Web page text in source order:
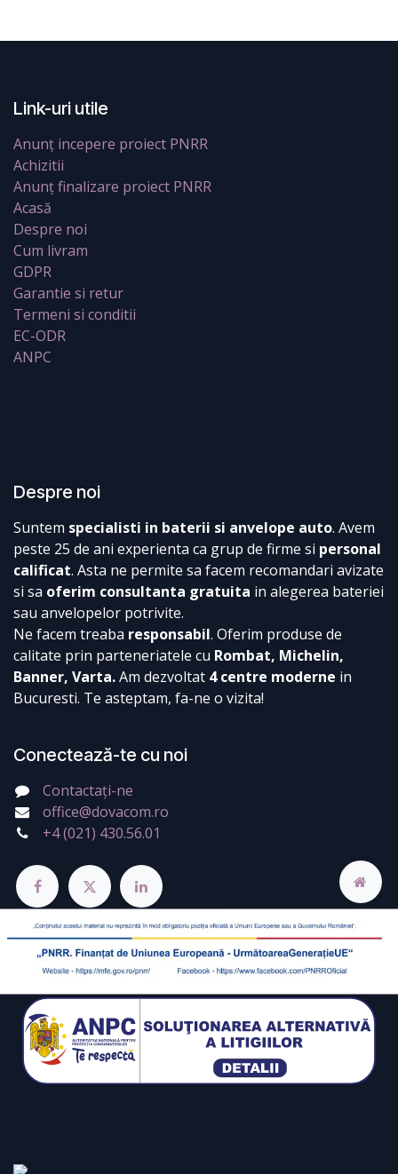
Link-uri utile
Anunț incepere proiect PNRR
Achizitii
Anunț finalizare proiect PNRR
Acasă
Despre noi
Cum livram
GDPR
Garantie si retur
Termeni si conditii
EC-ODR
ANPC
Despre noi
Suntem specialisti in baterii si anvelope auto. Avem
peste 25 de ani experienta ca grup de firme si personal
calificat. Asta ne permite sa facem recomandari avizate
si sa oferim consultanta gratuita in alegerea bateriei
sau anvelopelor potrivite.
Ne facem treaba responsabil. Oferim produse de
calitate prin parteneriatele cu Rombat, Michelin,
Banner, Varta.Am dezvoltat 4 centre moderne in
Bucuresti. Te asteptam, fa-ne o vizita!
Conectează-te cu noi
Contactați-ne
office@dovacom.ro
+4 (021) 430.56.01